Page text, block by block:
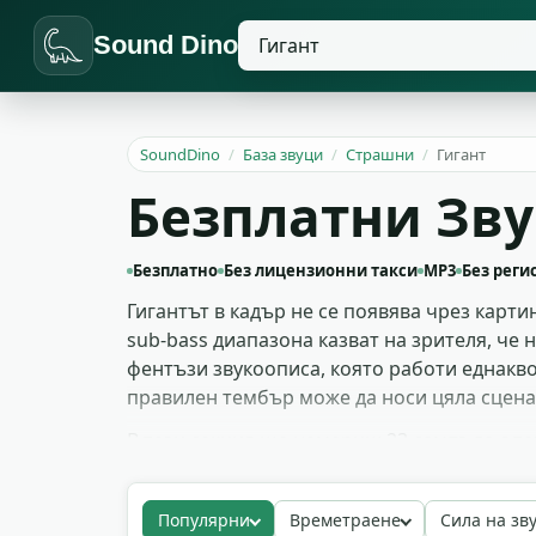
Sound Dino
SoundDino / База звуци / Страшни / Гигант
Безплатни
Безплатно Без лицензионни такси MP3 Без
Гигантът в кадър не се появява чрез
sub-bass диапазона казват на зрителя,
фентъзи звукоописа, която работи
правилен тембър може да носи цяла
късометражката. Всичко е безплатно и
юрист.
Популярни Времетраене Сила на